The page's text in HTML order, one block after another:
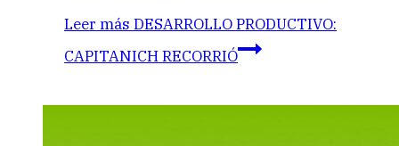
Leer más DESARROLLO PRODUCTIVO:
CAPITANICH RECORRIÓ